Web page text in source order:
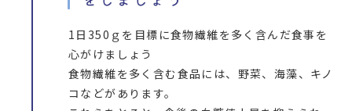
1日350ｇを目標に食物繊維を多く含んだ食事を
心がけましょう
食物繊維を多く含む食品には、野菜、海藻、キノ
コなどがあります。